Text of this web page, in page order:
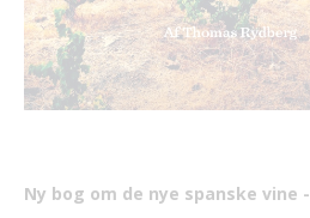
Ny bog om de nye spanske vine -